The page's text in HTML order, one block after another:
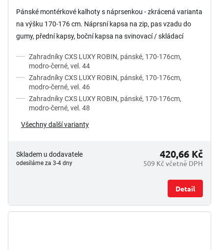
Pánské montérkové kalhoty s náprsenkou - zkrácená varianta
na výšku 170-176 cm. Náprsní kapsa na zip, pas vzadu do
gumy, přední kapsy, boční kapsa na svinovací / skládací
Zahradníky CXS LUXY ROBIN, pánské, 170-176cm,
modro-černé, vel. 44
Zahradníky CXS LUXY ROBIN, pánské, 170-176cm,
modro-černé, vel. 46
Zahradníky CXS LUXY ROBIN, pánské, 170-176cm,
modro-černé, vel. 48
Všechny další varianty
Skladem u dodavatele
odesíláme za 3-4 dny 509 Kč včetně DPH
420,66 Kč
Detail